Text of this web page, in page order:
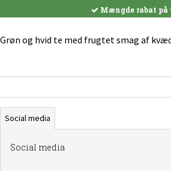
Mængde rabat på
Grøn og hvid te med frugtet smag af
Social media
Social media